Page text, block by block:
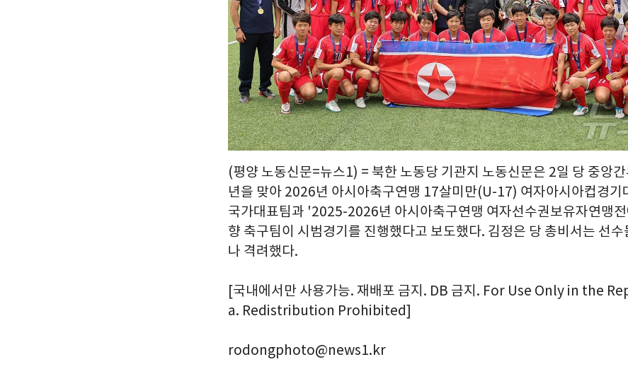
(평양 노동신문=뉴스1) = 북한 노동당 기관지 노동신문은 2일 당 중앙
년을 맞아 2026년 아시아축구연맹 17살미만(U-17) 여자아시아컵경기
국가대표팀과 '2025-2026년 아시아축구연맹 여자선수권보유자연맹
향 축구팀이 시범경기를 진행했다고 보도했다. 김정은 당 총비서는 선
나 격려했다.
[국내에서만 사용가능. 재배포 금지. DB 금지. For Use Only in the
a. Redistribution Prohibited]
rodongphoto@news1.kr